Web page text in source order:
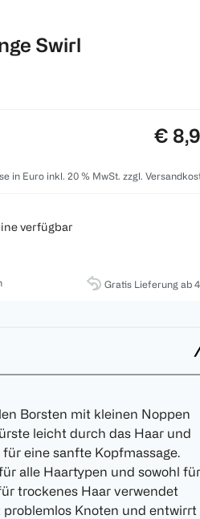
Swirl
€
in Euro inkl. 20 % MwSt. zzgl.
verfügbar
Gratis Lieferung ab
Borsten mit kleinen Noppen
leicht durch das Haar und
eine sanfte Kopfmassage.
alle Haartypen und sowohl für
trockenes Haar verwendet
problemlos Knoten und entwirrt